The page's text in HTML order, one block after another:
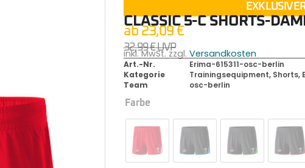
CLASSIC 5-C SHORTS-
ab 23,09€
32,99€UVP
inkl. MwSt. zzgl.Versandkosten
Art.-Nr.
Erima-615311-osc-berlin
Kategorie
Trainingsequipment, Shorts,
Team
osc-berlin
Farbe